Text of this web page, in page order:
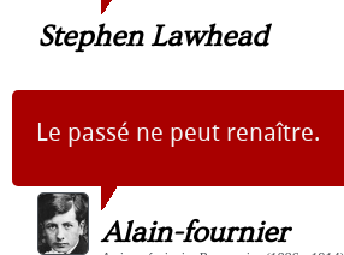
Stephen Lawhead
Le passé ne peut renaître.
Alain-fournier